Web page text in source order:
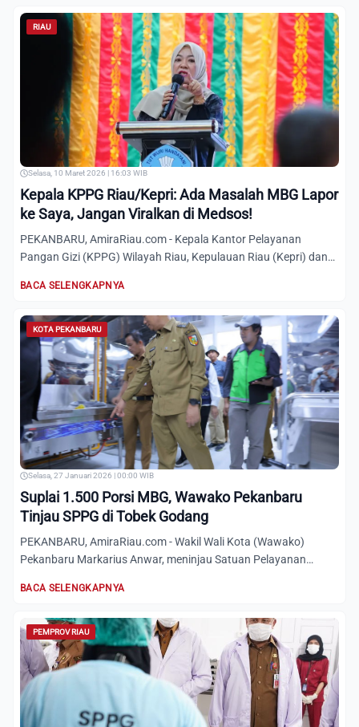
RIAU
Selasa, 10 Maret 2026 | 16:03 WIB
Kepala KPPG Riau/Kepri: Ada Masalah MBG Lapor
ke Saya, Jangan Viralkan di Medsos!
PEKANBARU, AmiraRiau.com - Kepala Kantor Pelayanan
Pangan Gizi (KPPG) Wilayah Riau, Kepulauan Riau (Kepri) dan
BACA SELENGKAPNYA
KOTA PEKANBARU
Selasa, 27 Januari 2026 | 00:00 WIB
Suplai 1.500 Porsi MBG, Wawako Pekanbaru
Tinjau SPPG di Tobek Godang
PEKANBARU, AmiraRiau.com - Wakil Wali Kota (Wawako)
Pekanbaru Markarius Anwar, meninjau Satuan Pelayanan
BACA SELENGKAPNYA
PEMPROV RIAU